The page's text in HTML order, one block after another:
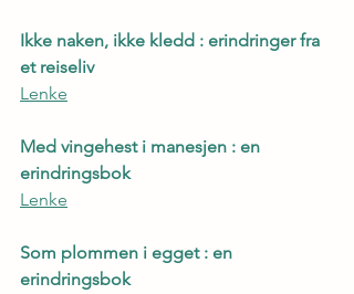
Ikke naken, ikke kledd : erindringer fra
et reiseliv
Lenke
Med vingehest i manesjen : en
erindringsbok
Lenke
Som plommen i egget : en
erindringsbok